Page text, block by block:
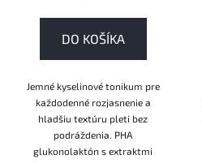
DO KOŠÍKA
Jemné kyselinové tonikum pre
každodenné rozjasnenie a
hladšiu textúru pleti bez
podráždenia. PHA
glukonolaktón s extraktmi